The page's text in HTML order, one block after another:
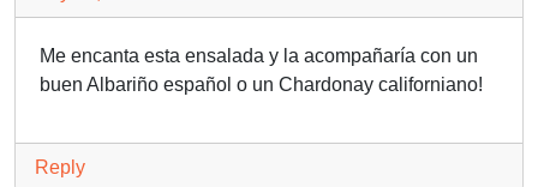
Me encanta esta ensalada y la acompañaría con un
buen Albariño español o un Chardonay californiano!
Reply